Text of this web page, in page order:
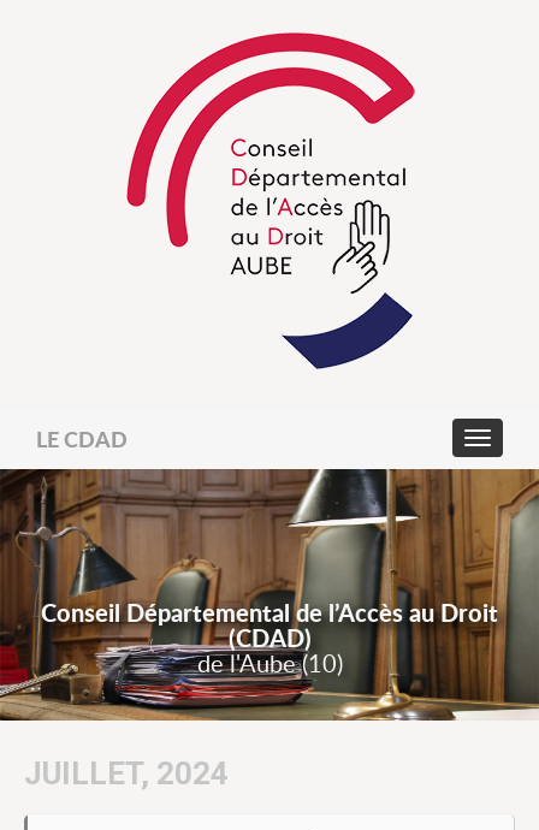
LE CDAD
Conseil Départemental de l’Accès au Droit
(CDAD)
de l'Aube (10)
JUILLET, 2024